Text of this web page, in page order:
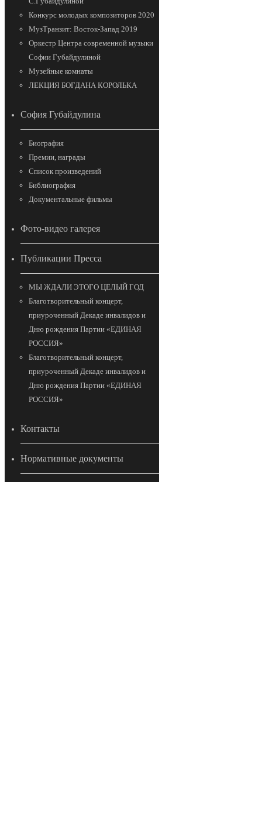
Конкурс молодых композиторов 2020
МузТранзит: Восток-Запад 2019
Оркестр Центра современной музыки
Софии Губайдулиной
Музейные комнаты
ЛЕКЦИЯ БОГДАНА КОРОЛЬКА
София Губайдулина
Биография
Премии, награды
Список произведений
Библиография
Документальные фильмы
Фото-видео галерея
Публикации Пресса
МЫ ЖДАЛИ ЭТОГО ЦЕЛЫЙ ГОД
Благотворительный концерт,
приуроченный Декаде инвалидов и
Дню рождения Партии «ЕДИНАЯ
РОССИЯ»
Благотворительный концерт,
приуроченный Декаде инвалидов и
Дню рождения Партии «ЕДИНАЯ
РОССИЯ»
Контакты
Нормативные документы